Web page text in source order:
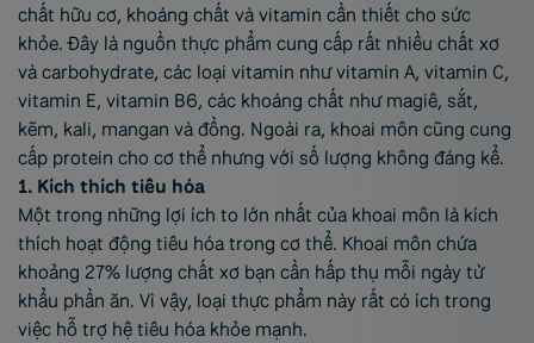
chất hữu cơ, khoáng chất và vitamin cần thiết cho sức
khỏe. Đây là nguồn thực phẩm cung cấp rất nhiều chất xơ
và carbohydrate, các loại vitamin như vitamin A, vitamin C,
vitamin E, vitamin B6, các khoáng chất như magiê, sắt,
kẽm, kali, mangan và đồng. Ngoài ra, khoai môn cũng cung
cấp protein cho cơ thể nhưng với số lượng không đáng kể.
1. Kích thích tiêu hóa
Một trong những lợi ích to lớn nhất của khoai môn là kích
thích hoạt động tiêu hóa trong cơ thể. Khoai môn chứa
khoảng 27% lượng chất xơ bạn cần hấp thụ mỗi ngày từ
khẩu phần ăn. Vì vậy, loại thực phẩm này rất có ích trong
việc hỗ trợ hệ tiêu hóa khỏe mạnh.